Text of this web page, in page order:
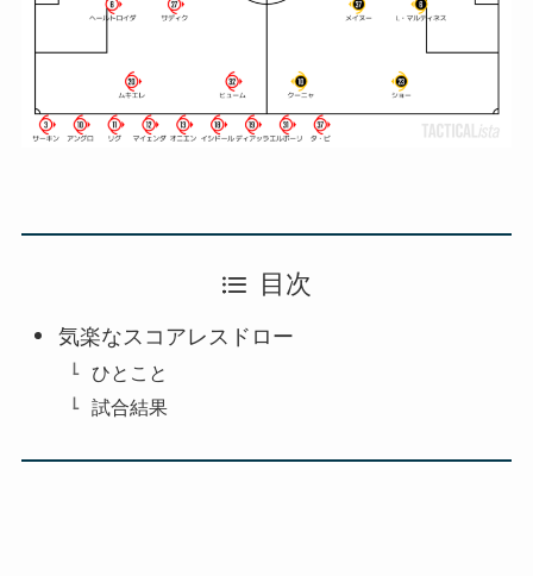
目次
気楽なスコアレスドロー
ひとこと
試合結果